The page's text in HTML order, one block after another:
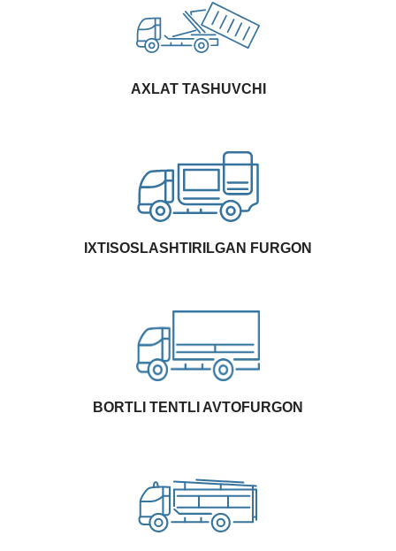
AXLAT TASHUVCHI
IXTISOSLASHTIRILGAN FURGON
BORTLI TENTLI AVTOFURGON